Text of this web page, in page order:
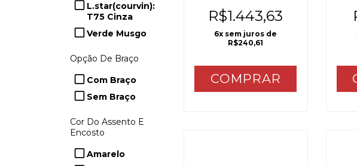
L.star(courvin):
T75 Cinza
Verde Musgo
Opção De Braço
Com Braço
Sem Braço
Cor Do Assento E
Encosto
Amarelo
R$1.443,63
6x sem juros de
R$240,61
COMPRAR